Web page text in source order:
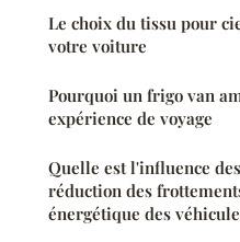
Le choix du tissu pour
votre voiture
Pourquoi un frigo van
expérience de voyage
Quelle est l'influence
réduction des
énergétique des